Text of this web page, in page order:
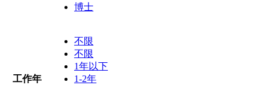
博士
工作年
不限
不限
1年以下
1-2年